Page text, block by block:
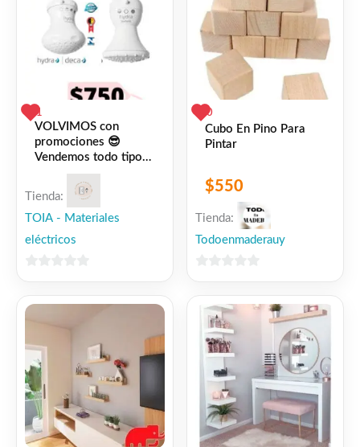
1
VOLVIMOS con
promociones 😎
Vendemos todo tipo
de materiales de
electricidad, por
cualquier consulta, no
dudes en
preguntarnos!
Tienda:
TOIA - Materiales
eléctricos
5
0
Cubo En Pino Para
Pintar
$550
Tienda:
Todoenmaderauy